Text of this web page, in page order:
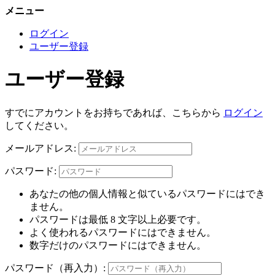
メニュー
ログイン
ユーザー登録
ユーザー登録
すでにアカウントをお持ちであれば、こちらから ログイン
してください。
メールアドレス:
パスワード:
あなたの他の個人情報と似ているパスワードにはでき
ません。
パスワードは最低 8 文字以上必要です。
よく使われるパスワードにはできません。
数字だけのパスワードにはできません。
パスワード（再入力）: